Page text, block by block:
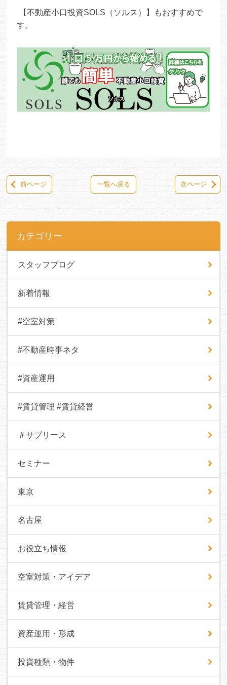
【不動産小口投資SOLS（ソルス）】もおすすめで
す。
前ページ 一覧へ戻る 次ページ
カテゴリー
スタッフブログ
新着情報
#空室対策
#不動産時事ネタ
#資産運用
#賃貸管理 #賃貸経営
＃サブリース
セミナー
東京
名古屋
お役立ち情報
空室対策・アイデア
賃貸管理・経営
資産運用・形成
投資種類・物件